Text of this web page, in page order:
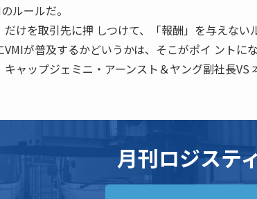
ルールだ。
だけを取引先に押 しつけて、「報酬」を与えない
VMIが普及するかどいうかは、そこがポイ ントにな
ャップジェミニ・アーンスト＆ヤング副社長VS
月刊ロジステ